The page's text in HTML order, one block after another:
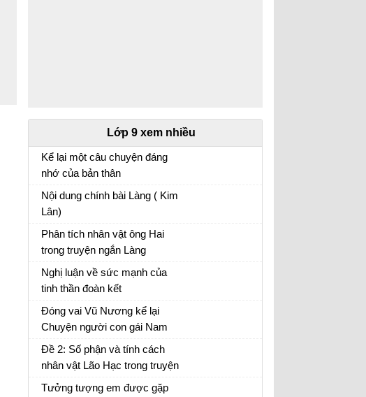
Lớp 9 xem nhiều
Kể lại một câu chuyện đáng
nhớ của bản thân
trong đó có sử dụng các yếu tố nghị luận và
miêu tả nội tâm
Nội dung chính bài Làng ( Kim
Lân)
Phân tích nhân vật ông Hai
trong truyện ngắn Làng
Phân tích nhân vật ông Hai hay nhất
Nghị luận về sức mạnh của
tinh thần đoàn kết
Nghị luận về tinh thần đoàn kết
Đóng vai Vũ Nương kể lại
Chuyện người con gái Nam
Xương
Kể lại Chuyện người con gái Nam Xương bằng
lời của nhân vật Vũ Nương
Đề 2: Số phận và tính cách
nhân vật Lão Hạc trong truyện
ngắn Lão Hạc của Nam Cao.
Tưởng tượng em được gặp